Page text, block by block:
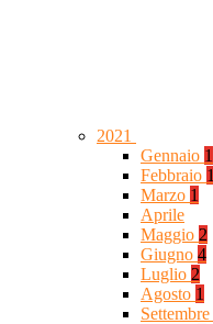
2021
Gennaio 1
Febbraio 1
Marzo 1
Aprile
Maggio 2
Giugno 4
Luglio 2
Agosto 1
Settembre